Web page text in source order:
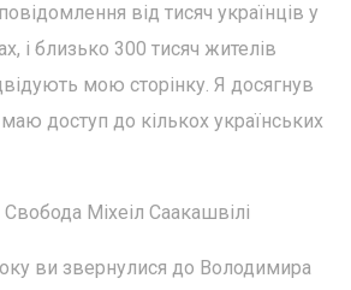
від тисяч українців у
і близько 300 тисяч жителів
мою сторінку. Я досягнув
доступ до кількох українських
Міхеіл Саакашвілі
ви звернулися до Володимира